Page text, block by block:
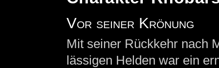
Vor seiner Krönung
Mit seiner Rückkehr nach
lässigen Helden war ein